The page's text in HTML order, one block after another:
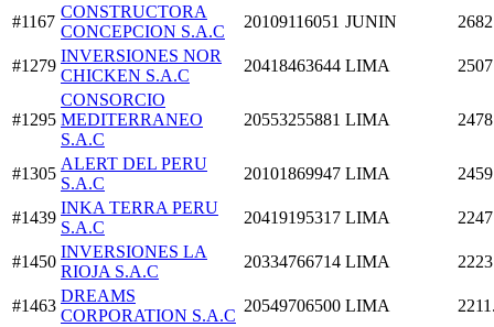
#1167
CONSTRUCTORA
CONCEPCION S.A.C
20109116051 JUNIN
#1279
INVERSIONES NOR
CHICKEN S.A.C
20418463644 LIMA
#1295
CONSORCIO
MEDITERRANEO
S.A.C
20553255881 LIMA
#1305
ALERT DEL PERU
S.A.C
20101869947 LIMA
#1439
INKA TERRA PERU
S.A.C
20419195317 LIMA
#1450
INVERSIONES LA
RIOJA S.A.C
20334766714 LIMA
#1463
DREAMS
CORPORATION S.A.C
20549706500 LIMA